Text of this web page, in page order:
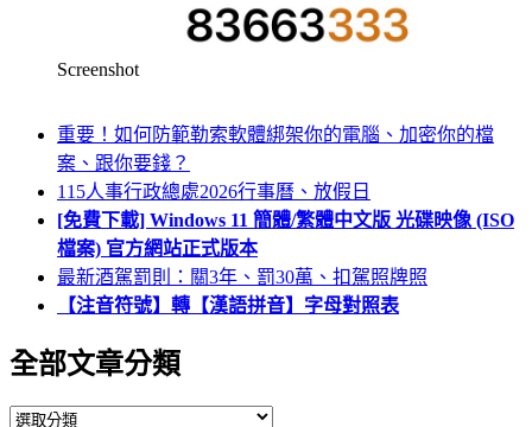
Screenshot
重要！如何防範勒索軟體綁架你的電腦、加密你的檔
案、跟你要錢？
115人事行政總處2026行事曆、放假日
[免費下載] Windows 11 簡體/繁體中文版 光碟映像 (ISO
檔案) 官方網站正式版本
最新酒駕罰則：關3年、罰30萬、扣駕照牌照
【注音符號】轉【漢語拼音】字母對照表
全部文章分類
全